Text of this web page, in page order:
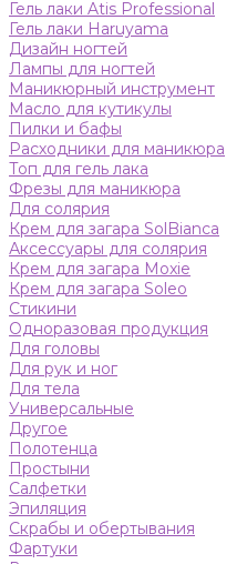
Гель лаки Atis Professional
Гель лаки Haruyama
Дизайн ногтей
Лампы для ногтей
Маникюрный инструмент
Масло для кутикулы
Пилки и бафы
Расходники для маникюра
Топ для гель лака
Фрезы для маникюра
Для солярия
Крем для загара SolBianca
Аксессуары для солярия
Крем для загара Moxie
Крем для загара Soleo
Стикини
Одноразовая продукция
Для головы
Для рук и ног
Для тела
Универсальные
Другое
Полотенца
Простыни
Салфетки
Эпиляция
Скрабы и обертывания
Фартуки